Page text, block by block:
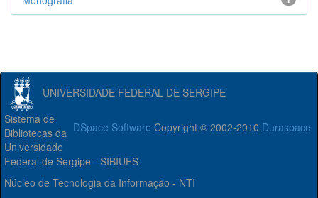
UNIVERSIDADE FEDERAL DE SERGIPE
DSpace Software Copyright © 2002-2010 Duraspace
Sistema de
Bibliotecas da
Universidade
Federal de Sergipe - SIBIUFS
Núcleo de Tecnologia da Informação - NTI